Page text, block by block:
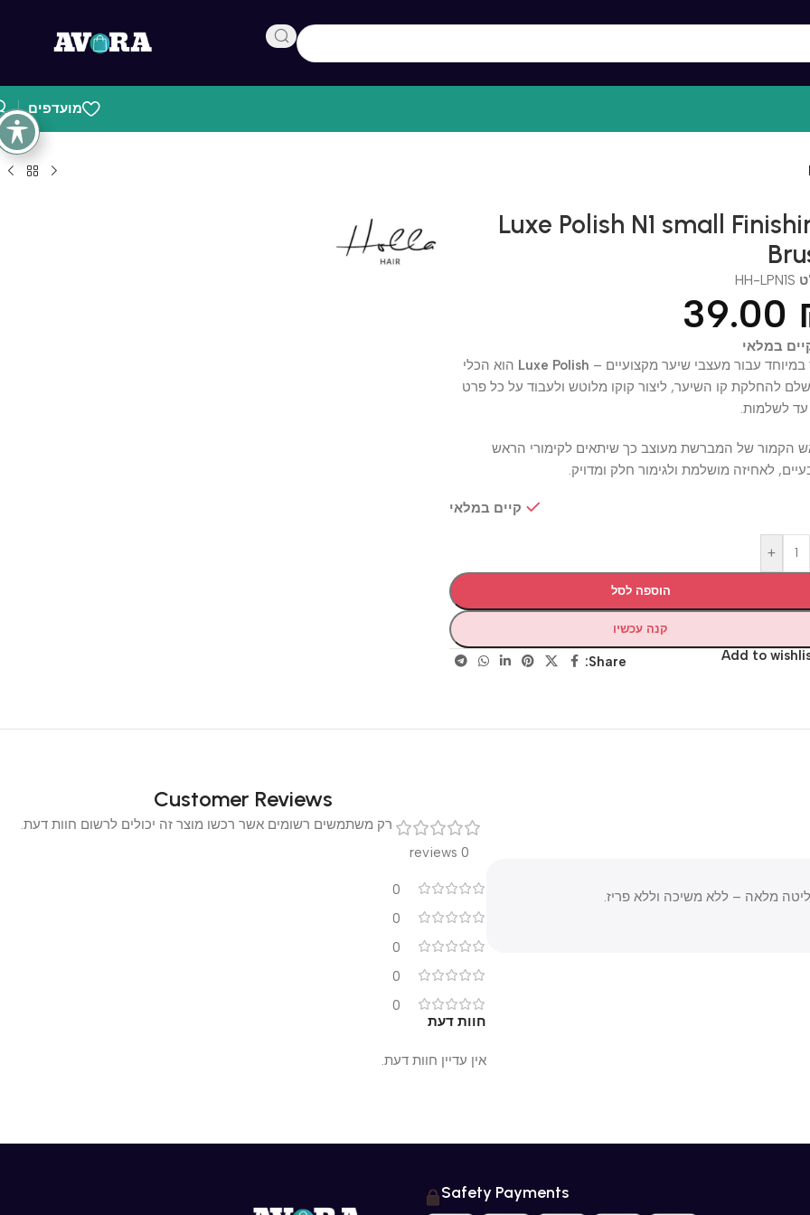
מועדפים
Luxe Polish N1 small
HH-
במלאי
עבור מעצבי שיער מקצועיים –Luxe Polishהוא הכלי
להחלקת קו השיער, ליצור קוקו מלוטש ולעבוד על כל פרט
של המברשת מעוצב כך שיתאים לקימורי הראש
לאחיזה מושלמת ולגימור חלק ומדויק.
קיים במלאי
+
הוספה לסל
קנה עכשיו
Add to
Share:
מלאה – ללא משיכה וללא פריז.
Customer Reviews
0
0
0
0
0
חוות דעת
אין עדיין חוות דעת.
רק משתמשים רשומים אשר רכשו מוצר זה יכולים לרשום חוות דעת.
Safety Payments